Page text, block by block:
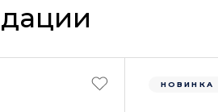
НОВИНКА